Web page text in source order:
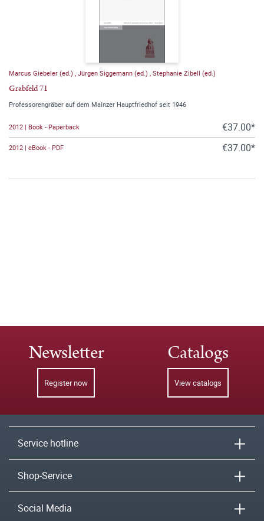
Marcus Giebeler (ed.) Jürgen Siggemann (ed.) Stephanie Zibell (ed.)
Grabfeld 71
Professorengräber auf dem Mainzer Hauptfriedhof seit 1946
2012 | Book - Paperback €37.00*
2012 | eBook - PDF €37.00*
Newsletter
Register now
Catalogs
View catalogs
Service hotline
Shop-Service
Social Media